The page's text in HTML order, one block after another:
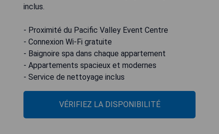
inclus.
- Proximité du Pacific Valley Event Centre
- Connexion Wi-Fi gratuite
- Baignoire spa dans chaque appartement
- Appartements spacieux et modernes
- Service de nettoyage inclus
VÉRIFIEZ LA DISPONIBILITÉ